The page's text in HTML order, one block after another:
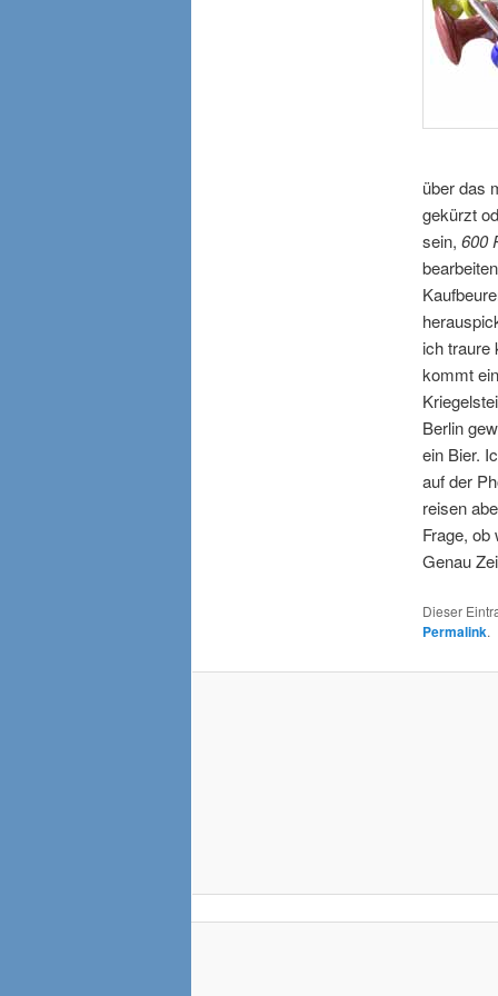
über das
gekürzt
sein, 600
ich traure
kommt
Berlin
ein Bier.
auf der
reisen
Frage, ob
Genau
Dieser
Permalink.